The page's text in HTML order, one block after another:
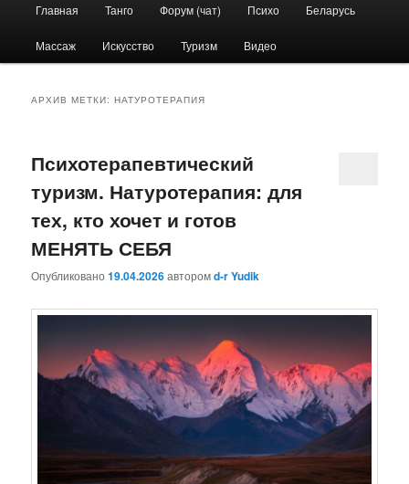
Перейти
к
Перейти
к
Главная Танго Форум (чат) Психо Беларусь
Массаж Искусство Туризм Видео
АРХИВ МЕТКИ:НАТУРОТЕРАПИЯ
Психотерапевтический
туризм. Натуротерапия: для
тех, кто хочет и готов
МЕНЯТЬ СЕБЯ
Опубликовано19.04.2026авторомd-r Yudik